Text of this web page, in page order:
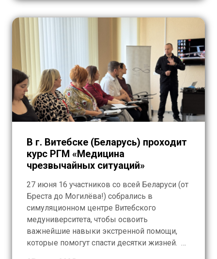
командировку, сопряженную […]
В г. Витебске (Беларусь) проходит
курс РГМ «Медицина
чрезвычайных ситуаций»
27 июня 16 участников со всей Беларуси (от
Бреста до Могилёва!) собрались в
симуляционном центре Витебского
медуниверситета, чтобы освоить
важнейшие навыки экстренной помощи,
которые помогут спасти десятки жизней.